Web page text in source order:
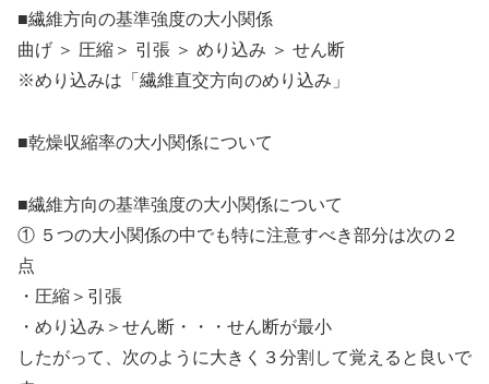
■繊維方向の基準強度の大小関係
曲げ ＞ 圧縮＞ 引張 ＞ めり込み ＞ せん断
※めり込みは「繊維直交方向のめり込み」
■乾燥収縮率の大小関係について
■繊維方向の基準強度の大小関係について
① ５つの大小関係の中でも特に注意すべき部分は次の２
点
・圧縮＞引張
・めり込み＞せん断・・・せん断が最小
したがって、次のように大きく３分割して覚えると良いで